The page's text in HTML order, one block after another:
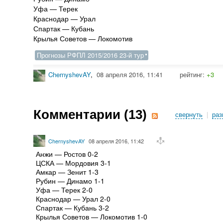
Уфа — Терек
Краснодар — Урал
Спартак — Кубань
Крылья Советов — Локомотив
Прогнозы РФПЛ 2015/2016 23-й тур
ChernyshevAY, 08 апреля 2016, 11:41 рейтинг:+3
Комментарии (13) свернуть |
ChernyshevAY 08 апреля 2016, 11:42
Анжи — Ростов 0-2
ЦСКА — Мордовия 3-1
Амкар — Зенит 1-3
Рубин — Динамо 1-1
Уфа — Терек 2-0
Краснодар — Урал 2-0
Спартак — Кубань 3-2
Крылья Советов — Локомотив 1-0